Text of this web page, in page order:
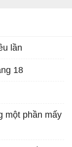
lần
18
một phần mấy